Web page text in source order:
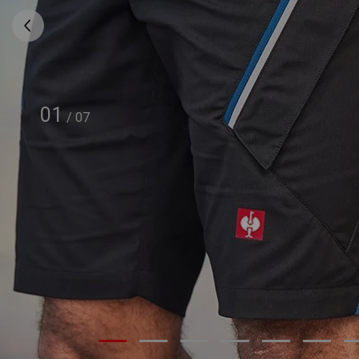
01 / 07